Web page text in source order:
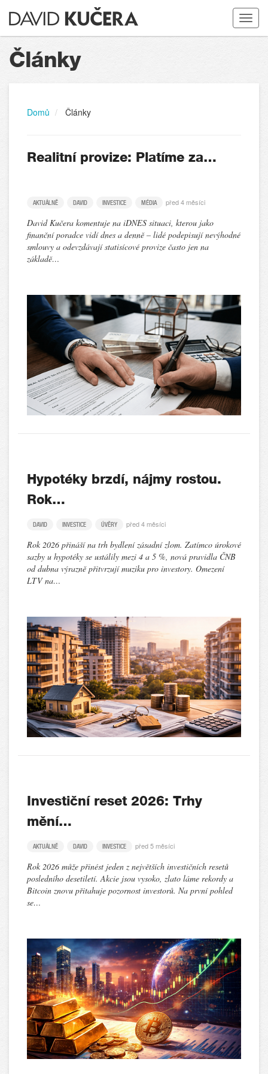
Toggle
Články
Domů Články
Realitní provize: Platíme za…
AKTUÁLNĚ DAVID INVESTICE MÉDIA před 4 měsíci
David Kučera komentuje na iDNES situaci, kterou jako
finanční poradce vidí dnes a denně – lidé podepisují nevýhodné
smlouvy a odevzdávají statisícové provize často jen na
základě…
Hypotéky brzdí, nájmy rostou.
Rok…
DAVID INVESTICE ÚVĚRY před 4 měsíci
Rok 2026 přináší na trh bydlení zásadní zlom. Zatímco úrokové
sazby u hypotéky se ustálily mezi 4 a 5 %, nová pravidla ČNB
od dubna výrazně přitvrzují muziku pro investory. Omezení
LTV na…
Investiční reset 2026: Trhy
mění…
AKTUÁLNĚ DAVID INVESTICE před 5 měsíci
Rok 2026 může přinést jeden z největších investičních resetů
posledního desetiletí. Akcie jsou vysoko, zlato láme rekordy a
Bitcoin znovu přitahuje pozornost investorů. Na první pohled
se…